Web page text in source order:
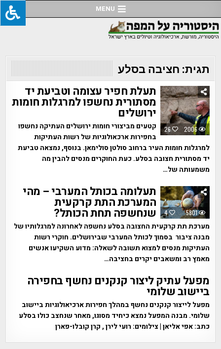
to
content
MENU
תגית: חציבה בסלע
26 2006
תעלת חפיר עצומה וטביעת יד
מסתורית נחשפו למרגלות חומות
ירושלים
קטעים מביצורי חומות ירושלים העתיקה נחשפו
בחפירות ארכאולוגיות של רשות העתיקות
למרגלות חומות העיר ברחוב סולטן סולימאן. בנוסף, נמצאה טביעת
יד מסתורית חצובה בסלע. כעת החוקרים מנסים להבין מה
משמעותה של…
4 5801
תעלומה בכותל המערבי – מהי
המערכת התת קרקעית
שנחשפה תחת הכותל?
מערכת תת קרקעית החצובה בסלע נחשפה לאחרונה למרגלותיו של
מבנה ציבור בסמוך לכותל המערבי שבירושלים. חוקרי רשות
העתיקות מנסים למצוא תשובה לשאלה: מדוע השקיעו אנשים
מאמץ רב ומשאבים יקרים בחציבה…
מפעל עתיק ליצור קנקנים נחשף בחפירה
ביישוב שלומי
מפעל לייצור קנקנים נחשף במהלך חפירות ארכיאולוגיות ביישוב
שלומי. מבנה המפעל נמצא כיחיד מסוגו, מאחר שנחצב כולו בסלע
כתב: אפי אליאן | צילומים: רועי לירן , קרן קובלו-פארן